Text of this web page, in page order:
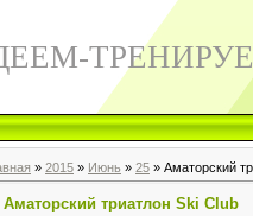
» 2015 » Июнь » 25 » Аматорский
Аматорский триатлон Ski Club